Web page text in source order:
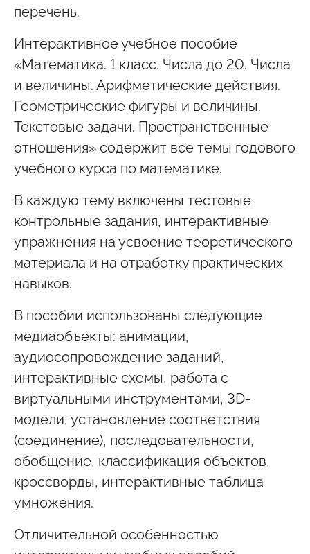
перечень.
Интерактивное учебное пособие
«Математика. 1 класс. Числа до 20. Числа
и величины. Арифметические действия.
Геометрические фигуры и величины.
Текстовые задачи. Пространственные
отношения» содержит все темы годового
учебного курса по математике.
В каждую тему включены тестовые
контрольные задания, интерактивные
упражнения на усвоение теоретического
материала и на отработку практических
навыков.
В пособии использованы следующие
медиаобъекты: анимации,
аудиосопровождение заданий,
интерактивные схемы, работа с
виртуальными инструментами, 3D-
модели, установление соответствия
(соединение), последовательности,
обобщение, классификация объектов,
кроссворды, интерактивные таблица
умножения.
Отличительной особенностью